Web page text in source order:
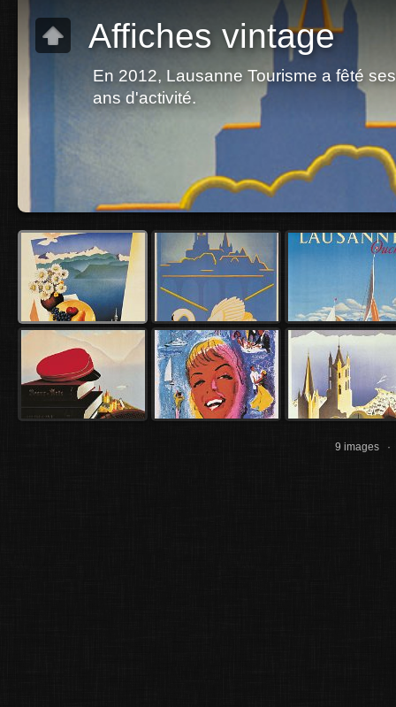
Affiches vintage
En 2012, Lausanne Tourisme a fêté
ans d'activité.
9 images